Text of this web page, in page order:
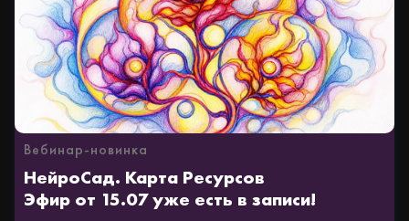
Вебинар-новинка
НейроСад. Карта Ресурсов
Эфир от 15.07 уже есть в записи!